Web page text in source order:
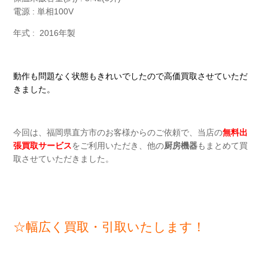
電源 : 単相100V
年式 : 2016年製
動作も問題なく状態もきれいでしたので高価買取させていただ
きました。
今回は、福岡県直方市のお客様からのご依頼で、当店の無料出
張買取サービスをご利用いただき、他の厨房機器もまとめて買
取させていただきました。
☆幅広く買取・引取いたします！